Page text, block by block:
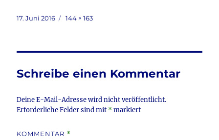
c
b
o
o
k
it
r
ai
Veröffentlicht
17. Juni 2016
Volle
144 × 163
Schreibe einen Kommentar
Deine E-Mail-Adresse wird nicht veröffentlicht.
Erforderliche Felder sind mit *markiert
KOMMENTAR *